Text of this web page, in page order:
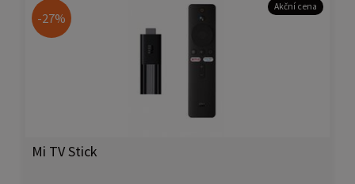
-27%
Akční cena
Mi TV Stick